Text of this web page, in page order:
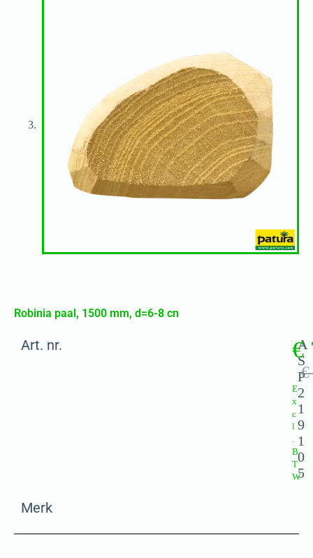
Robinia paal, 1500 mm, d=6-8 cn
Art. nr.
A
S
P
2
1
9
1
0
5
€
€
E
x
c
l
.
B
T
W
Merk